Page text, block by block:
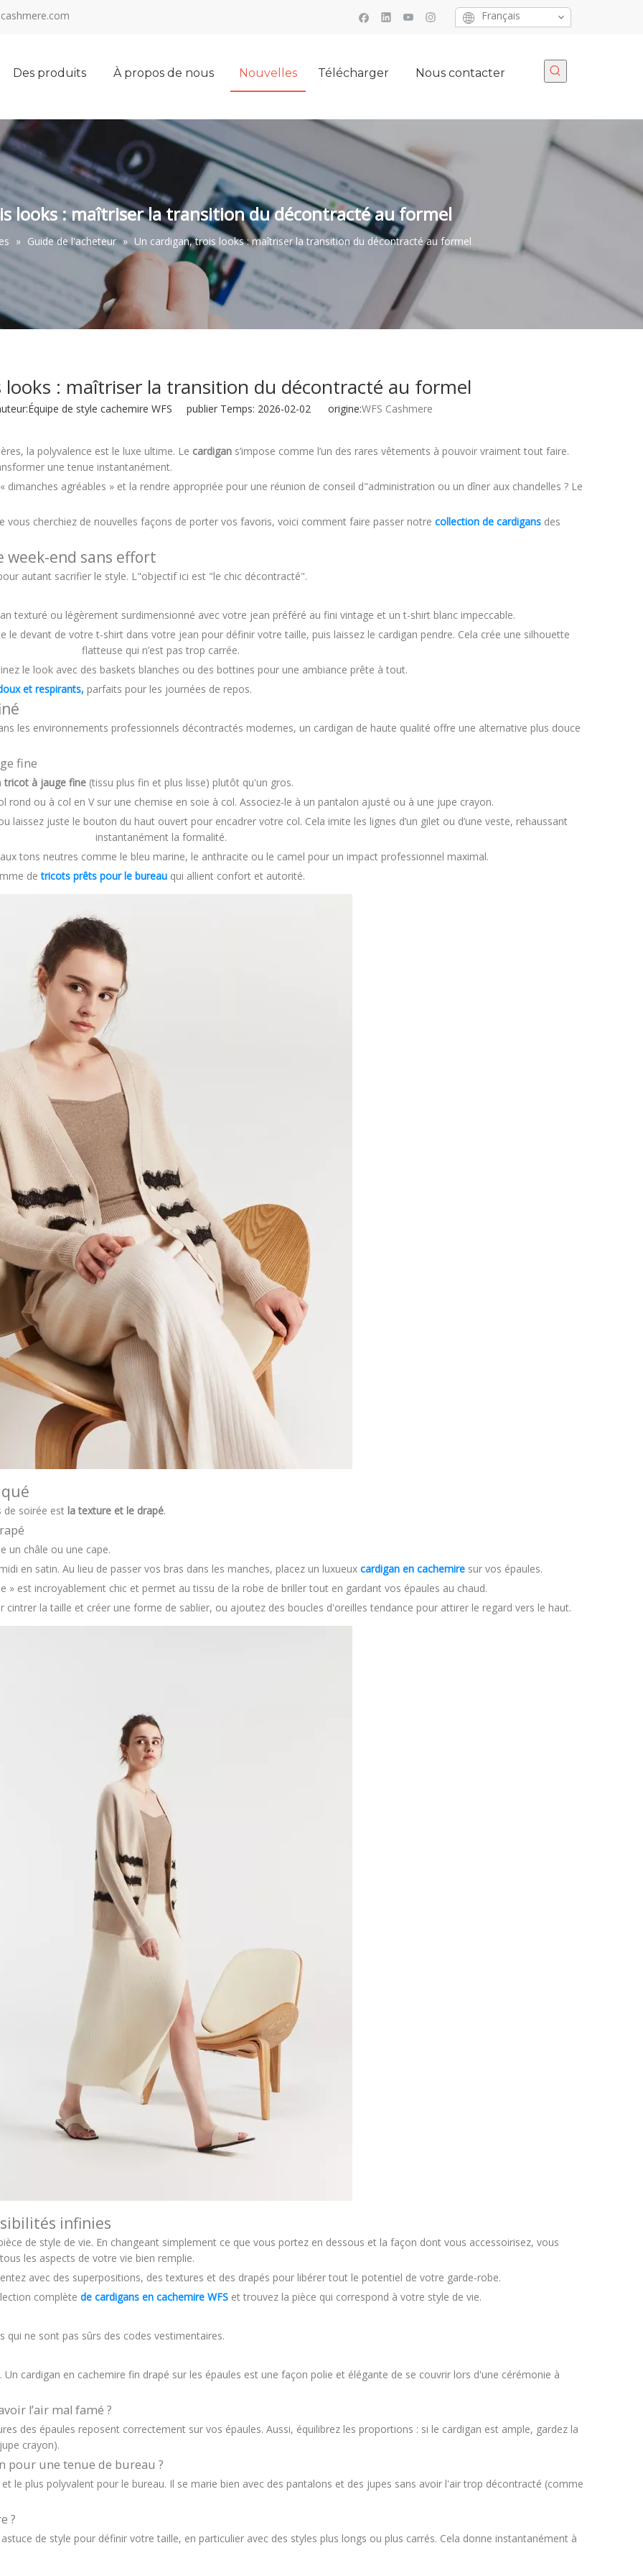
Français
Des produits À propos de nous Nouvelles Télécharger Nous contacter
looks : maîtriser la transition du décontracté au formel
» Guide de l'acheteur » Un cardigan, trois looks : maîtriser la transition du décontracté au formel
looks : maîtriser la transition du décontracté au formel
de style cachemire WFS publier Temps: 2026-02-02 origine:WFS Cashmere
la polyvalence est le luxe ultime. Le cardigan s’impose comme l’un des rares vêtements à pouvoir vraiment tout faire.
une tenue instantanément.
agréables » et la rendre appropriée pour une réunion de conseil d"administration ou un dîner aux chandelles ? Le
cherchiez de nouvelles façons de porter vos favoris, voici comment faire passer notre collection de cardigans des
week-end sans effort
autant sacrifier le style. L"objectif ici est "le chic décontracté".
texturé ou légèrement surdimensionné avec votre jean préféré au fini vintage et un t-shirt blanc impeccable.
le devant de votre t-shirt dans votre jean pour définir votre taille, puis laissez le cardigan pendre. Cela crée une silhouette
flatteuse qui n’est pas trop carrée.
le look avec des baskets blanches ou des bottines pour une ambiance prête à tout.
et respirants, parfaits pour les journées de repos.
les environnements professionnels décontractés modernes, un cardigan de haute qualité offre une alternative plus douce
fine
tricot à jauge fine (tissu plus fin et plus lisse) plutôt qu'un gros.
rond ou à col en V sur une chemise en soie à col. Associez-le à un pantalon ajusté ou à une jupe crayon.
laissez juste le bouton du haut ouvert pour encadrer votre col. Cela imite les lignes d’un gilet ou d’une veste, rehaussant
instantanément la formalité.
tons neutres comme le bleu marine, le anthracite ou le camel pour un impact professionnel maximal.
detricots prêts pour le bureau qui allient confort et autorité.
de soirée est la texture et le drapé.
un châle ou une cape.
en satin. Au lieu de passer vos bras dans les manches, placez un luxueux cardigan en cachemire sur vos épaules.
» est incroyablement chic et permet au tissu de la robe de briller tout en gardant vos épaules au chaud.
cintrer la taille et créer une forme de sablier, ou ajoutez des boucles d'oreilles tendance pour attirer le regard vers le haut.
infinies
de style de vie. En changeant simplement ce que vous portez en dessous et la façon dont vous accessoirisez, vous
les aspects de votre vie bien remplie.
avec des superpositions, des textures et des drapés pour libérer tout le potentiel de votre garde-robe.
complète de cardigans en cachemire WFS et trouvez la pièce qui correspond à votre style de vie.
qui ne sont pas sûrs des codes vestimentaires.
cardigan en cachemire fin drapé sur les épaules est une façon polie et élégante de se couvrir lors d'une cérémonie à
l’air mal famé ?
des épaules reposent correctement sur vos épaules. Aussi, équilibrez les proportions : si le cardigan est ample, gardez la
crayon).
pour une tenue de bureau ?
le plus polyvalent pour le bureau. Il se marie bien avec des pantalons et des jupes sans avoir l'air trop décontracté (comme
?
de style pour définir votre taille, en particulier avec des styles plus longs ou plus carrés. Cela donne instantanément à